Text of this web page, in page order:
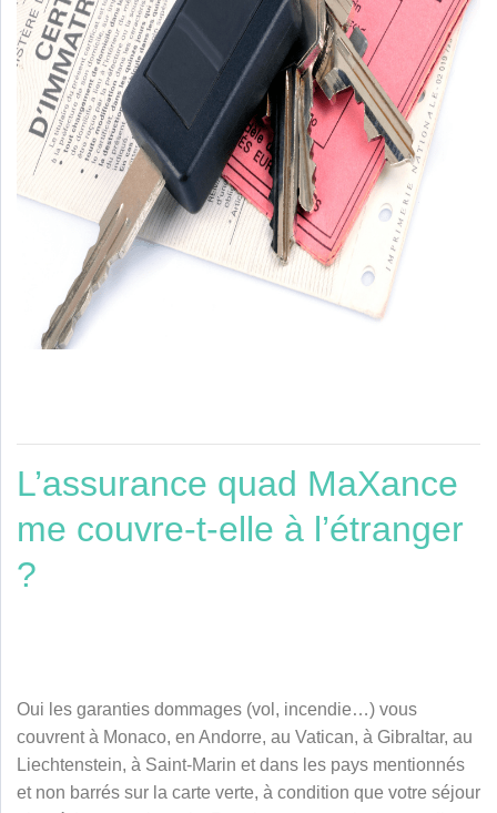
L’assurance quad MaXance
me couvre-t-elle à l’étranger
?
Oui les garanties dommages (vol, incendie…) vous
couvrent à Monaco, en Andorre, au Vatican, à Gibraltar, au
Liechtenstein, à Saint-Marin et dans les pays mentionnés
et non barrés sur la carte verte, à condition que votre séjour